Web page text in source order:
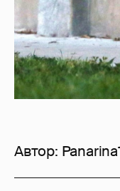
Автор: